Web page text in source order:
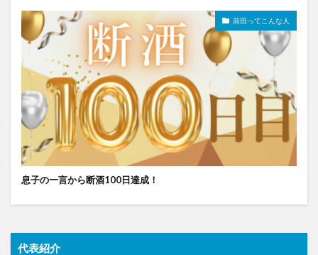
前田ってこんな人
息子の一言から断酒100日達成！
代表紹介